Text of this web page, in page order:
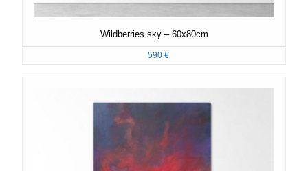
Wildberries sky – 60x80cm
590 €